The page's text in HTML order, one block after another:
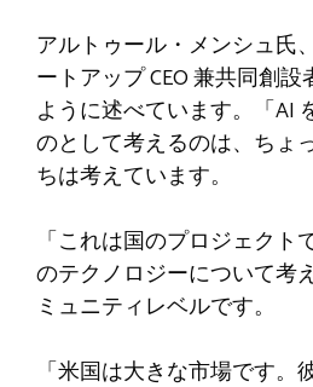
アルトゥール・メンシュ氏
ートアップ CEO 兼共同創設
ように述べています。「AI
のとして考えるのは、ちょ
ちは考えています。
「これは国のプロジェクト
のテクノロジーについて考
ミュニティレベルです。
「米国は大きな市場です。